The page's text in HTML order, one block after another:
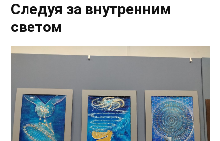
Следуя за внутренним
светом